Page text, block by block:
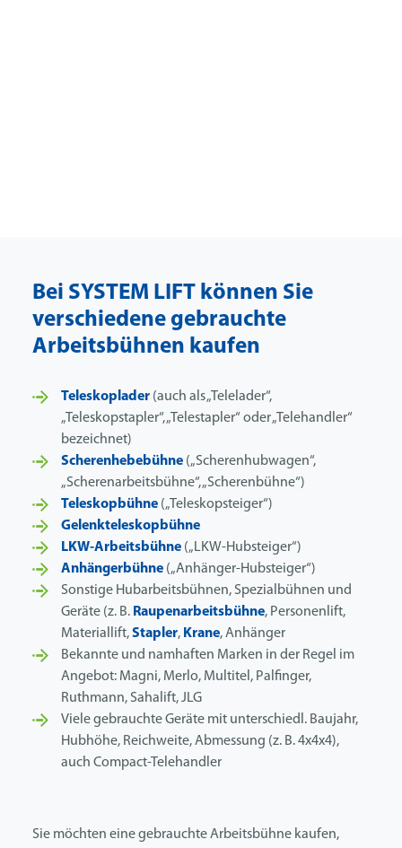
Bei SYSTEM LIFT können Sie
verschiedene gebrauchte
Arbeitsbühnen kaufen
Teleskoplader (auch als „Telelader“,
„Teleskopstapler“, „Telestapler“ oder „Telehandler“
bezeichnet)
Scherenhebebühne („Scherenhubwagen“,
„Scherenarbeitsbühne“, „Scherenbühne“)
Teleskopbühne („Teleskopsteiger“)
Gelenkteleskopbühne
LKW-Arbeitsbühne („LKW-Hubsteiger“)
Anhängerbühne („Anhänger-Hubsteiger“)
Sonstige Hubarbeitsbühnen, Spezialbühnen und
Geräte (z. B. Raupenarbeitsbühne, Personenlift,
Materiallift,Stapler, Krane, Anhänger
Bekannte und namhaften Marken in der Regel im
Angebot: Magni, Merlo, Multitel, Palfinger,
Ruthmann, Sahalift, JLG
Viele gebrauchte Geräte mit unterschiedl. Baujahr,
Hubhöhe, Reichweite, Abmessung (z. B. 4x4x4),
auch Compact-Telehandler
Sie möchten eine gebrauchte Arbeitsbühne kaufen,